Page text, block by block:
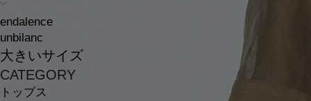
endalence
unbilanc
大きいサイズ
CATEGORY
トップス